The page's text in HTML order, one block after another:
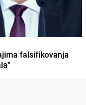
falsifikovanja